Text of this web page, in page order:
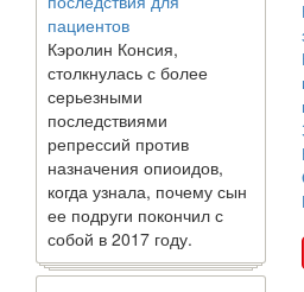
пациентов
Кэролин Консия,
столкнулась с более
серьезными
последствиями
репрессий против
назначения опиоидов,
когда узнала, почему сын
ее подруги покончил с
собой в 2017 году.